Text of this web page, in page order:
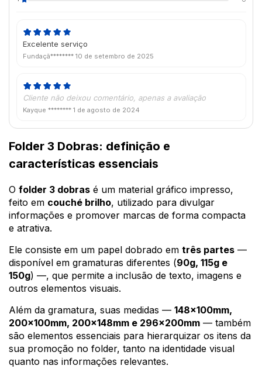
Excelente serviço
Fundaçã******** 10 de setembro de 2025
Cliente não deixou comentário, apenas a avaliação
Kayque ******** 1 de agosto de 2024
Folder 3 Dobras: definição e
características essenciais
O folder 3 dobras é um material gráfico impresso,
feito em couché brilho, utilizado para divulgar
informações e promover marcas de forma compacta
e atrativa.
Ele consiste em um papel dobrado em três partes —
disponível em gramaturas diferentes (90g, 115g e
150g) —, que permite a inclusão de texto, imagens e
outros elementos visuais.
Além da gramatura, suas medidas — 148x100mm,
200x100mm, 200x148mm e 296x200mm — também
são elementos essenciais para hierarquizar os itens da
sua promoção no folder, tanto na identidade visual
quanto nas informações relevantes.